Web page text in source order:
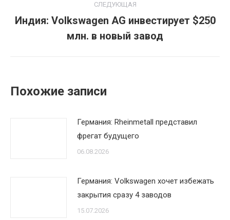
СЛЕДУЮЩАЯ
Следующая
запись:
Индия: Volkswagen AG инвестирует $250
млн. в новый завод
Похожие записи
Германия: Rheinmetall представил
фрегат будущего
06.08.2026
Германия: Volkswagen хочет избежать
закрытия сразу 4 заводов
15.07.2026